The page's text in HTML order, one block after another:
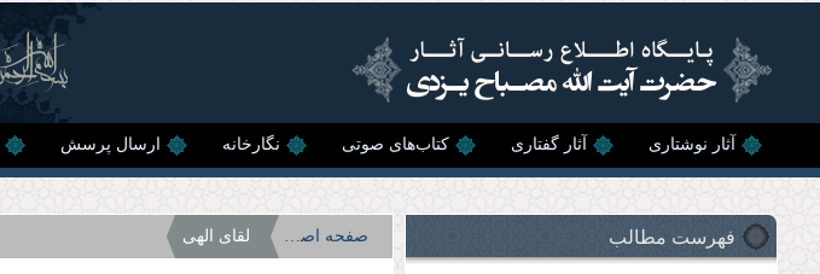
آثار نوشتاری آثار گفتاری کتاب‌های صوتی نگارخانه ارسال پرسش
فهرست مطالب صفحه اصلی لقای الهی